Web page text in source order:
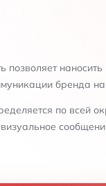
позволяет
бренда
по всей